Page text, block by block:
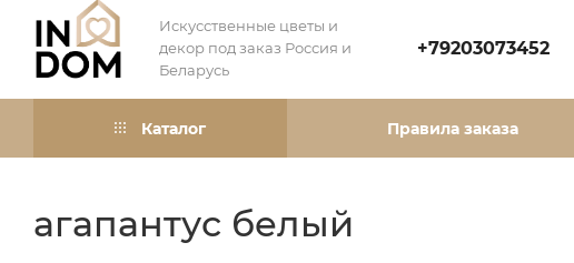
Искусственные цветы и
декор под заказ Россия и
Беларусь
+79203073452
Каталог Правила заказа
агапантус белый